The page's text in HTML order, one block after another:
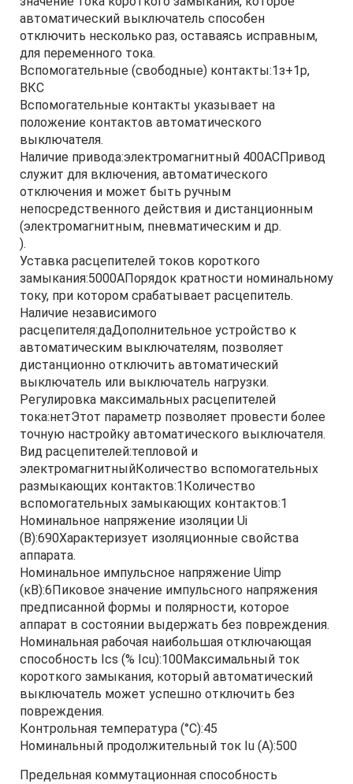
автоматический выключатель способен
отключить несколько раз, оставаясь исправным,
для переменного тока.
Вспомогательные (свободные) контакты:1з+1р,
ВКС
Вспомогательные контакты указывает на
положение контактов автоматического
выключателя.
Наличие привода:электромагнитный 400ACПривод
служит для включения, автоматического
отключения и может быть ручным
непосредственного действия и дистанционным
(электромагнитным, пневматическим и др.
).
Уставка расцепителей токов короткого
замыкания:5000АПорядок кратности номинальному
току, при котором срабатывает расцепитель.
Наличие независимого
расцепителя:даДополнительное устройство к
автоматическим выключателям, позволяет
дистанционно отключить автоматический
выключатель или выключатель нагрузки.
Регулировка максимальных расцепителей
тока:нетЭтот параметр позволяет провести более
точную настройку автоматического выключателя.
Вид расцепителей:тепловой и
электромагнитныйКоличество вспомогательных
размыкающих контактов:1Количество
вспомогательных замыкающих контактов:1
Номинальное напряжение изоляции Ui
(В):690Характеризует изоляционные свойства
аппарата.
Номинальное импульсное напряжение Uimp
(кВ):6Пиковое значение импульсного напряжения
предписанной формы и полярности, которое
аппарат в состоянии выдержать без повреждения.
Номинальная рабочая наибольшая отключающая
способность Ics (% Icu):100Максимальный ток
короткого замыкания, который автоматический
выключатель может успешно отключить без
повреждения.
Контрольная температура (°С):45
Номинальный продолжительный ток Iu (А):500
Предельная коммутационная способность